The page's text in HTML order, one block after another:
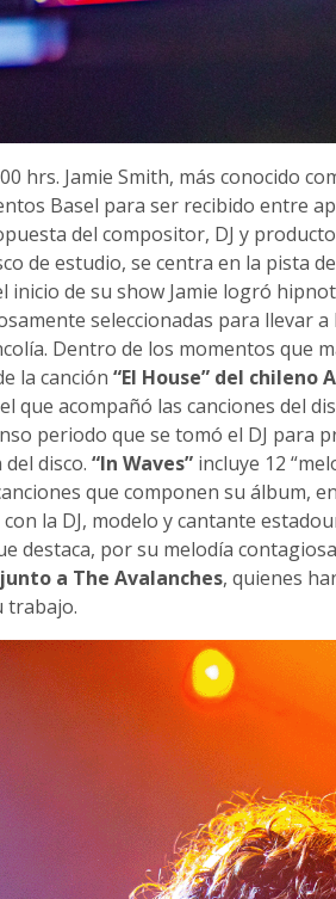
hrs. Jamie Smith, más conocido
Basel para ser recibido entre
del compositor, DJ y
de estudio, se centra en la pista
inicio de su show Jamie logró
seleccionadas para llevar
Dentro de los momentos que
la canción “El House” del chileno
que acompañó las canciones del
periodo que se tomó el DJ para
disco. “In Waves”incluye 12
que componen su álbum,
la DJ, modelo y cantante
destaca, por su melodía
a The Avalanches, quienes
trabajo.